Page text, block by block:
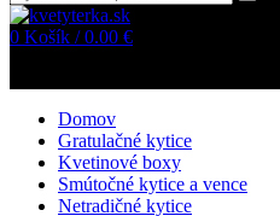
0 Košík /0.00 €
Domov
Gratulačné kytice
Kvetinové boxy
Smútočné kytice a vence
Netradičné kytice